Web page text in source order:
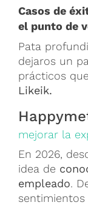
Casos de
el punto de
Pata
dejaros un
prácticos
Likeik.
mejorar la
En 2026,
idea de
empleado.